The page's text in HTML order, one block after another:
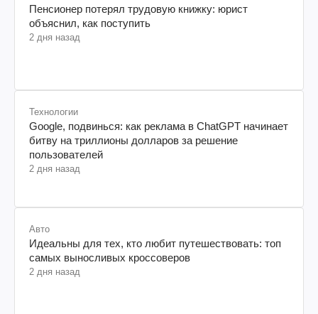
Пенсионер потерял трудовую книжку: юрист
объяснил, как поступить
2 дня назад
Технологии
Google, подвинься: как реклама в ChatGPT начинает
битву на триллионы долларов за решение
пользователей
2 дня назад
Авто
Идеальны для тех, кто любит путешествовать: топ
самых выносливых кроссоверов
2 дня назад